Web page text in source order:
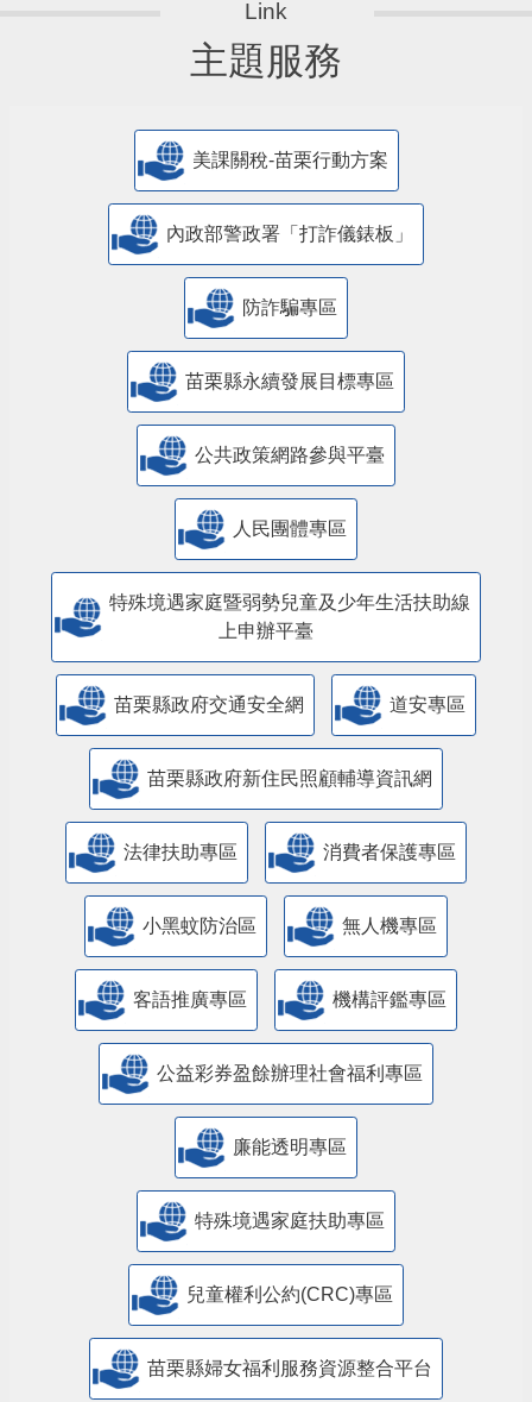
主題服務
美課關稅-苗栗行動方案
內政部警政署「打詐儀錶板」
防詐騙專區
苗栗縣永續發展目標專區
公共政策網路參與平臺
人民團體專區
特殊境遇家庭暨弱勢兒童及少年生活扶助線
上申辦平臺
苗栗縣政府交通安全網 道安專區
苗栗縣政府新住民照顧輔導資訊網
法律扶助專區 消費者保護專區
小黑蚊防治區 無人機專區
客語推廣專區 機構評鑑專區
公益彩券盈餘辦理社會福利專區
廉能透明專區
特殊境遇家庭扶助專區
兒童權利公約(CRC)專區
苗栗縣婦女福利服務資源整合平台